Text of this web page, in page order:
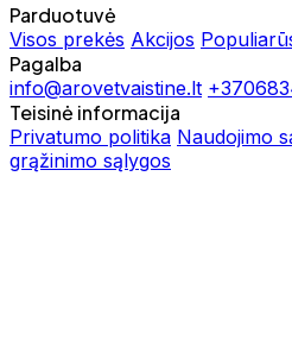
Parduotuvė
Visos prekės Akcijos
Pagalba
info@arovetvaistine.lt
Teisinė informacija
Privatumo politika Naudojimo
grąžinimo sąlygos